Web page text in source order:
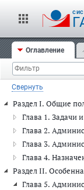
Оглавление
Свернуть
Раздел I. Общие
Глава 1. Задачи
Глава 2.
Глава 3.
Глава 4.
Раздел II.
Глава 5.